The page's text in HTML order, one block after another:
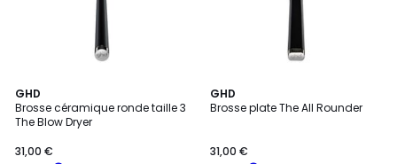
GHD
Brosse céramique ronde taille 3
The Blow Dryer
31,00 €
4,7
/ 5
GHD
Brosse plate The All Rounder
31,00 €
4,6
/ 5